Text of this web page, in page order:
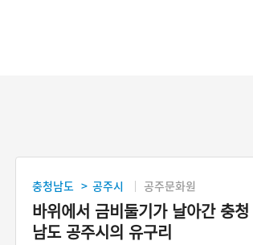
충청남도 > 공주시 공주문화원
바위에서 금비둘기가 날아간 충청
남도 공주시의 유구리